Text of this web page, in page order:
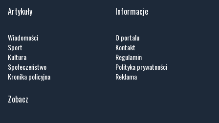
Sport
Kronika policyjna
Kontakt
Reklama
Zobacz
Nasze HotSpoty